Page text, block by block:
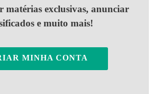
matérias exclusivas, anunciar
e muito mais!
MINHA CONTA